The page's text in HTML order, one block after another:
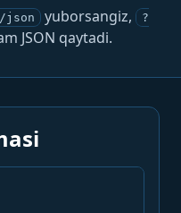
json yuborsangiz,
?
JSON qaytadi.